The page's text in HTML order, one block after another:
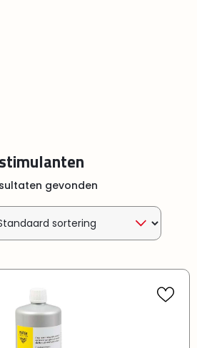
gevonden